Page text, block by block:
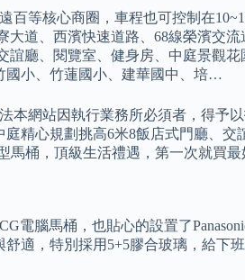
百等核心商圈，車程也可控制在
道、西濱快速道路、68線榮濱交
廳、閱覽室、健身房、中庭景觀
國小、竹蓮國小、建華國中、培…
網站因執行業務所必須者，得予
庭精心規劃挑高6米8飯店式門廳
桶，頂級生活禮遇，第一次就買最
電腦馬桶，也貼心的設置了
適，特別採用5+5膠合玻璃，給